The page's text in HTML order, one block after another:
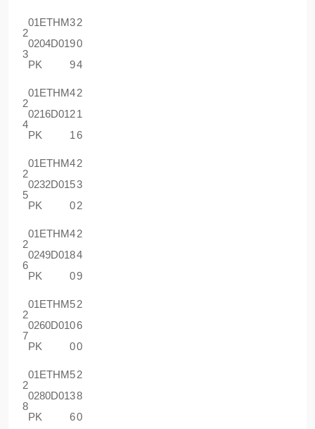
2
3
01ETHM
0204D01
PK
3
9
9
2
0
4
2
4
01ETHM
0216D01
PK
4
2
1
2
1
6
2
5
01ETHM
0232D01
PK
4
5
0
2
3
2
2
6
01ETHM
0249D01
PK
4
8
0
2
4
9
2
7
01ETHM
0260D01
PK
5
0
0
2
6
0
2
8
01ETHM
0280D01
PK
5
3
6
2
8
0